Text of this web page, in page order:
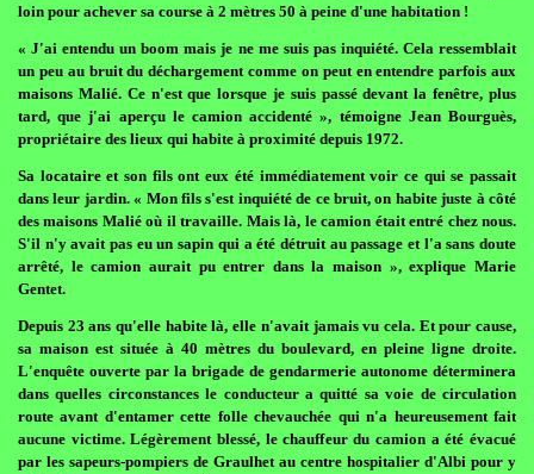
loin pour achever sa course à 2 mètres 50 à peine d'une habitation !
« J'ai entendu un boom mais je ne me suis pas inquiété. Cela ressemblait
un peu au bruit du déchargement comme on peut en entendre parfois aux
maisons Malié. Ce n'est que lorsque je suis passé devant la fenêtre, plus
tard, que j'ai aperçu le camion accidenté », témoigne Jean Bourguès,
propriétaire des lieux qui habite à proximité depuis 1972.
Sa locataire et son fils ont eux été immédiatement voir ce qui se passait
dans leur jardin. « Mon fils s'est inquiété de ce bruit, on habite juste à côté
des maisons Malié où il travaille. Mais là, le camion était entré chez nous.
S'il n'y avait pas eu un sapin qui a été détruit au passage et l'a sans doute
arrêté, le camion aurait pu entrer dans la maison », explique Marie
Gentet.
Depuis 23 ans qu'elle habite là, elle n'avait jamais vu cela. Et pour cause,
sa maison est située à 40 mètres du boulevard, en pleine ligne droite.
L'enquête ouverte par la brigade de gendarmerie autonome déterminera
dans quelles circonstances le conducteur a quitté sa voie de circulation
route avant d'entamer cette folle chevauchée qui n'a heureusement fait
aucune victime. Légèrement blessé, le chauffeur du camion a été évacué
par les sapeurs-pompiers de Graulhet au centre hospitalier d'Albi pour y